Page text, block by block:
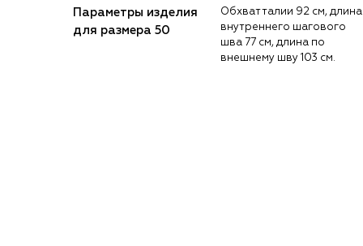
Параметры изделия
для размера 50
Обхват талии 92 см, длина
внутреннего шагового
шва 77 см, длина по
внешнему шву 103 см.